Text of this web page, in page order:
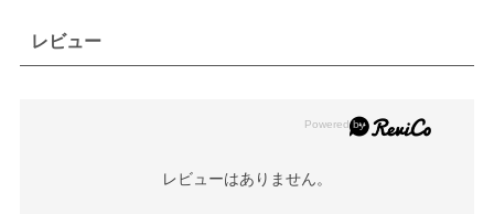
レビュー
レビューはありません。